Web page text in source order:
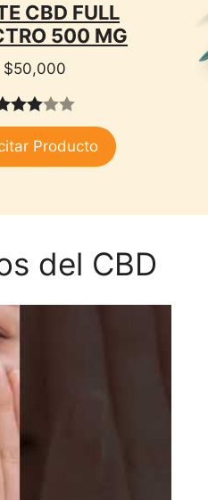
CBD FULL
500 MG
$50,000
5 Producto
del CBD